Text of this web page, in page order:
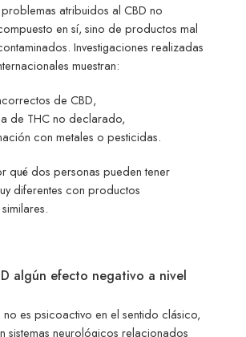
atribuidos al CBD no
en sí, sino de productos mal
Investigaciones realizadas
muestran:
de CBD,
de THC no declarado,
con metales o pesticidas.
qué dos personas pueden tener
diferentes con productos
algún efecto negativo a nivel
no es psicoactivo en el sentido clásico,
sistemas neurológicos relacionados